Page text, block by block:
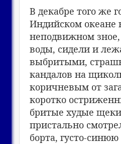
В декабре того же
Индийском океане
неподвижном зное,
воды, сидели и
выбритыми,
кандалов на
коричневым от
коротко
бритые худые
пристально
борта, густо-